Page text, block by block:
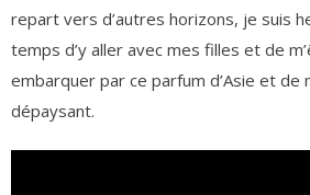
repart vers d’autres horizons, je suis
temps d’y aller avec mes filles et de
embarquer par ce parfum d’Asie et
dépaysant.